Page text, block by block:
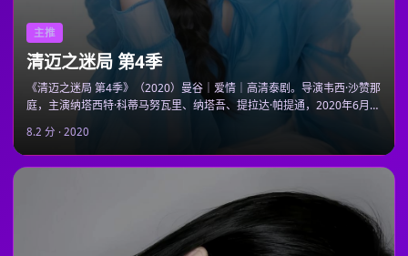
主推
清迈之迷局 第4季
《清迈之迷局 第4季》（2020）曼谷｜爱情｜高清泰剧。导演韦西·沙赞那
庭，主演纳塔西特·科蒂马努瓦里、纳塔吾、提拉达·帕提通，2020年6月
8.2 分 · 2020